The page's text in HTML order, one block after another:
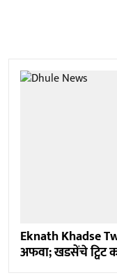
Eknath Khadse
अफवा; खडसेंचे ट्विट